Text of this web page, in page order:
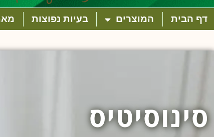
דף הבית המוצרים בעיות נפוצות
סינוסיטיס